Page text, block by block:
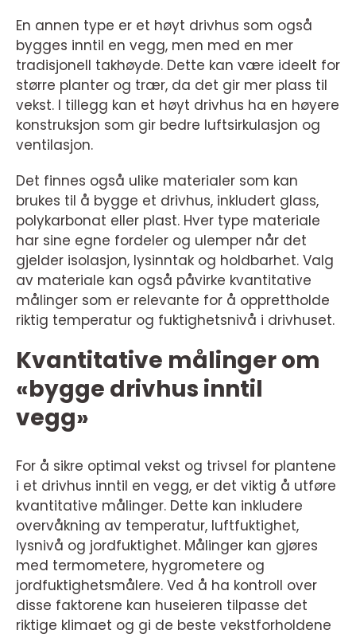
En annen type er et høyt drivhus som også
bygges inntil en vegg, men med en mer
tradisjonell takhøyde. Dette kan være ideelt for
større planter og trær, da det gir mer plass til
vekst. I tillegg kan et høyt drivhus ha en høyere
konstruksjon som gir bedre luftsirkulasjon og
ventilasjon.
Det finnes også ulike materialer som kan
brukes til å bygge et drivhus, inkludert glass,
polykarbonat eller plast. Hver type materiale
har sine egne fordeler og ulemper når det
gjelder isolasjon, lysinntak og holdbarhet. Valg
av materiale kan også påvirke kvantitative
målinger som er relevante for å opprettholde
riktig temperatur og fuktighetsnivå i drivhuset.
Kvantitative målinger om
«bygge drivhus inntil
vegg»
For å sikre optimal vekst og trivsel for plantene
i et drivhus inntil en vegg, er det viktig å utføre
kvantitative målinger. Dette kan inkludere
overvåkning av temperatur, luftfuktighet,
lysnivå og jordfuktighet. Målinger kan gjøres
med termometere, hygrometere og
jordfuktighetsmålere. Ved å ha kontroll over
disse faktorene kan huseieren tilpasse det
riktige klimaet og gi de beste vekstforholdene